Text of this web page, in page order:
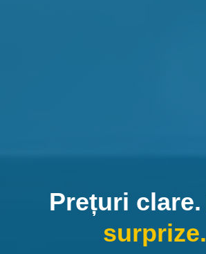
Prețuri clare.
surprize.